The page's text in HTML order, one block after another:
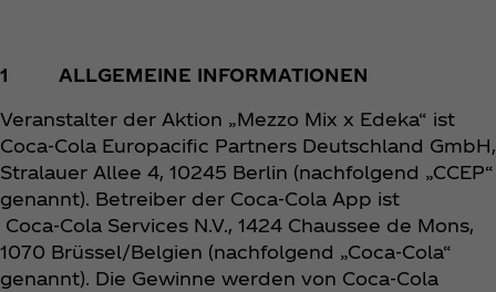
1 ALLGEMEINE INFORMATIONEN
Veranstalter der Aktion „Mezzo Mix x Edeka“ ist
Coca‑Cola Europacific Partners Deutschland GmbH,
Stralauer Allee 4, 10245 Berlin (nachfolgend „CCEP“
genannt). Betreiber der Coca‑Cola App ist
Coca‑Cola Services N.V., 1424 Chaussee de Mons,
1070 Brüssel/Belgien (nachfolgend „Coca‑Cola“
genannt). Die Gewinne werden von Coca‑Cola